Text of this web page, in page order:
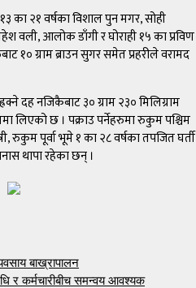
१३ का २१ वर्षका विशाल पुन मगर, सोही
वली, आलोक डाँगी र घोराही १५ का प्रविण
१० ग्राम ब्राउन सुगर समेत प्रहरीले वरामद
दह नजिकैबाट ३० ग्राम २३० मिलिग्राम
लिएको छ । पक्राउ पर्नेहरुमा रुकुम पश्चिम
रुकुम पूर्वा भूमे १ का २८ वर्षका तपजित घर्ती
थापा रहेका छन् ।
बाख्रापालन
र कर्मचारीबीच समन्वय आवश्यक